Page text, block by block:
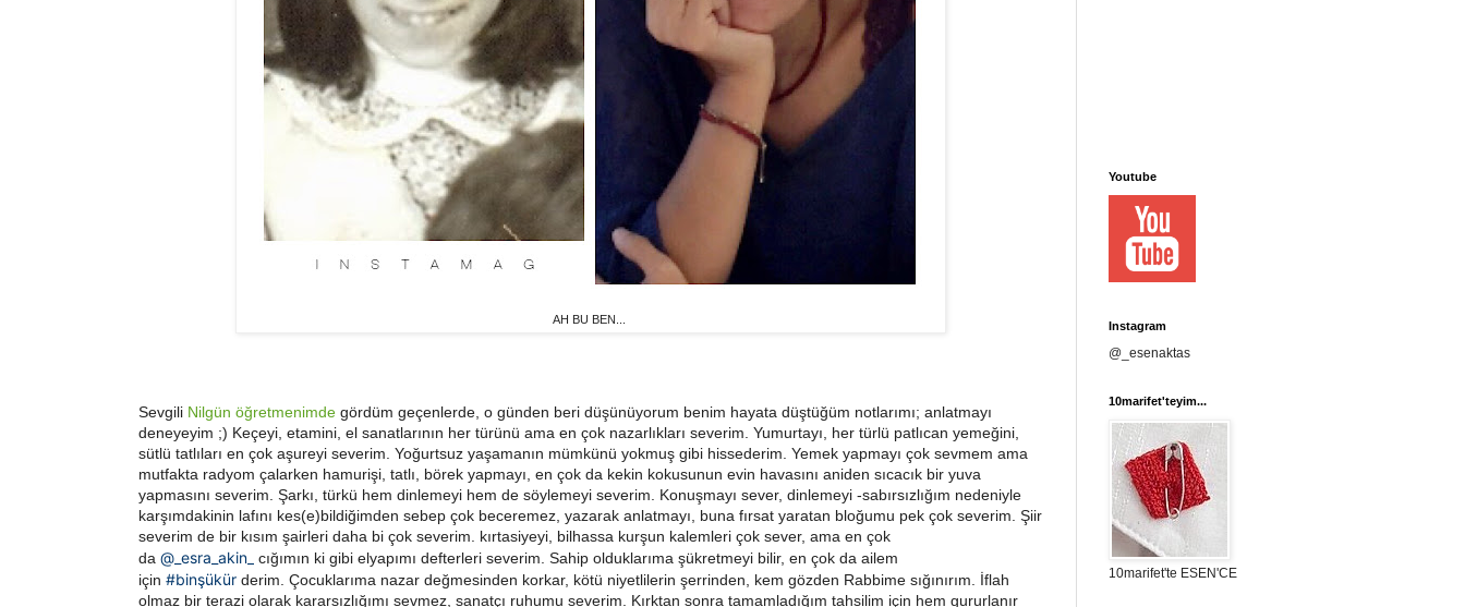
AH BU BEN...
Sevgili Nilgün öğretmenimde gördüm geçenlerde, o günden beri düşünüyorum benim hayata düştüğüm notlarımı; anlatmayı
deneyeyim ;) Keçeyi, etamini, el sanatlarının her türünü ama en çok nazarlıkları severim. Yumurtayı, her türlü patlıcan yemeğini,
sütlü tatlıları en çok aşureyi severim. Yoğurtsuz yaşamanın mümkünü yokmuş gibi hissederim. Yemek yapmayı çok sevmem ama
mutfakta radyom çalarken hamurişi, tatlı, börek yapmayı, en çok da kekin kokusunun evin havasını aniden sıcacık bir yuva
yapmasını severim. Şarkı, türkü hem dinlemeyi hem de söylemeyi severim. Konuşmayı sever, dinlemeyi -sabırsızlığım nedeniyle
karşımdakinin lafını kes(e)bildiğimden sebep çok beceremez, yazarak anlatmayı, buna fırsat yaratan bloğumu pek çok severim. Şiir
severim de bir kısım şairleri daha bi çok severim. kırtasiyeyi, bilhassa kurşun kalemleri çok sever, ama en çok
da @_esra_akin_
cığımın ki gibi elyapımı defterleri severim. Sahip olduklarıma şükretmeyi bilir, en çok da ailem
için #binşükür derim. Çocuklarıma nazar değmesinden korkar, kötü niyetlilerin şerrinden, kem gözden Rabbime sığınırım. İflah
olmaz bir terazi olarak kararsızlığımı sevmez, sanatçı ruhumu severim. Kırktan sonra tamamladığım tahsilim için hem gururlanır
Youtube
Instagram
@_esenaktas
10marifet'teyim...
10marifet'te ESEN'CE